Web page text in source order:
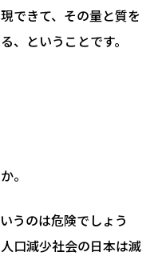
できて、その量と質を
、ということです。
。
うのは危険でしょう
口減少社会の日本は滅